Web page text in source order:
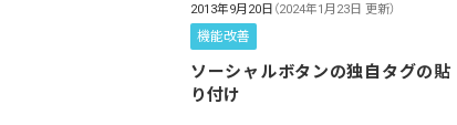
2013年9月20日 （2024年1月23日 更新）
機能改善
ソーシャルボタンの独自タグの貼
り付け